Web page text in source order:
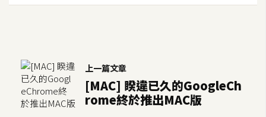
上一篇文章
[MAC] 睽違已久的GoogleCh
rome終於推出MAC版